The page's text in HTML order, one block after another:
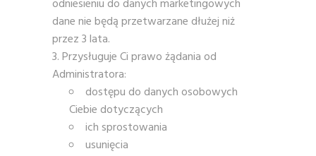
odniesieniu do danych marketingowych
dane nie będą przetwarzane dłużej niż
przez 3 lata.
Przysługuje Ci prawo żądania od
Administratora:
dostępu do danych osobowych
Ciebie dotyczących
ich sprostowania
usunięcia